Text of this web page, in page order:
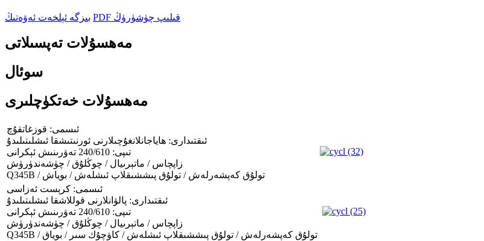
بىزگە ئېلخەت ئەۋەتىڭ PDF قىلىپ چۈشۈرۈڭ
مەھسۇلات تەپسىلاتى
سوئال
مەھسۇلات خەتكۈچلىرى
ئىسمى: قوزغاتقۇچ
ئىقتىدارى: ھاياجانلانغۇچىلارنى ئورنىتىشقا ئىشلىتىلىدۇ
تىپى: 240/610 تەۋرىنىش ئېكرانى
زاپچاس / ماتېرىيال / چوڭلۇق / چۈشەندۈرۈش
Q345B / تولۇق كەپشەرلەش / تولۇق پىششىقلاپ ئىشلەش / بوياش
ئىسمى: كرېست ئەزاسى
ئىقتىدارى: پالۋانلارنى قوللاشقا ئىشلىتىلىدۇ
تىپى: 240/610 تەۋرىنىش ئېكرانى
زاپچاس / ماتېرىيال / چوڭلۇق / چۈشەندۈرۈش
Q345B / تولۇق كەپشەرلەش / تولۇق پىششىقلاپ ئىشلەش / كاۋچۇك سىر / بوياق